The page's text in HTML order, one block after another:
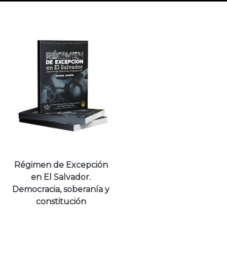
Régimen de Excepción
en El Salvador.
Democracia, soberanía y
constitución